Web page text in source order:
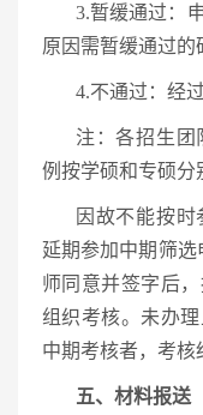
3.暂缓通过：
原因需暂缓通过的
4.不通过：经
注：各招生团
例按学硕和专硕分
因故不能按
延期参加中期筛
师同意并签字后
组织考核。未办
中期考核者，考核
五、材料报送